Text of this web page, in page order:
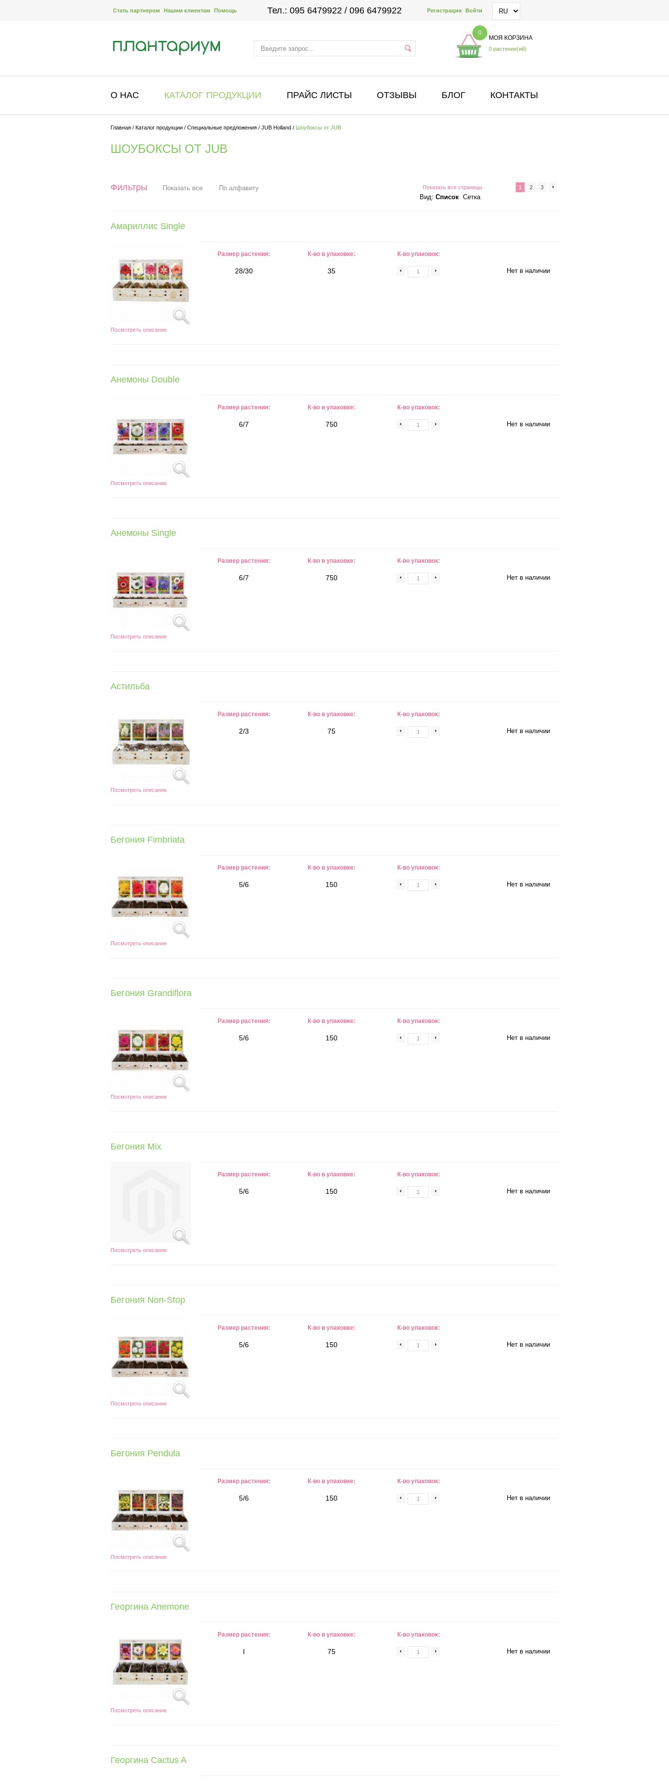
Стать партнером Нашим клиентам Помощь Тел.: 095 6479922 / 096 6479922 Регистрация Войти
0
МОЯ КОРЗИНА
0 растение(ий)
О НАС КАТАЛОГ ПРОДУКЦИИ ПРАЙС ЛИСТЫ ОТЗЫВЫ БЛОГ КОНТАКТЫ
Главная / Каталог продукции / Специальные предложения / JUB Holland / Шоубоксы от JUB
ШОУБОКСЫ ОТ JUB
Фильтры Показать все По алфавиту Показать все страницы
Вид: Список Сетка
1 2 3
Амариллис Single
Посмотреть описание
Размер растения: К-во в упаковке: К-во упаковок:
28/30 35 Нет в наличии
Анемоны Double
Посмотреть описание
Размер растения: К-во в упаковке: К-во упаковок:
6/7 750 Нет в наличии
Анемоны Single
Посмотреть описание
Размер растения: К-во в упаковке: К-во упаковок:
6/7 750 Нет в наличии
Астильба
Посмотреть описание
Размер растения: К-во в упаковке: К-во упаковок:
2/3 75 Нет в наличии
Бегония Fimbriata
Посмотреть описание
Размер растения: К-во в упаковке: К-во упаковок:
5/6 150 Нет в наличии
Бегония Grandiflora
Посмотреть описание
Размер растения: К-во в упаковке: К-во упаковок:
5/6 150 Нет в наличии
Бегония Mix
Посмотреть описание
Размер растения: К-во в упаковке: К-во упаковок:
5/6 150 Нет в наличии
Бегония Non-Stop
Посмотреть описание
Размер растения: К-во в упаковке: К-во упаковок:
5/6 150 Нет в наличии
Бегония Pendula
Посмотреть описание
Размер растения: К-во в упаковке: К-во упаковок:
5/6 150 Нет в наличии
Георгина Anemone
Посмотреть описание
Размер растения: К-во в упаковке: К-во упаковок:
I 75 Нет в наличии
Георгина Cactus A